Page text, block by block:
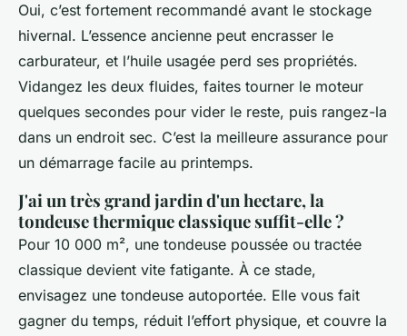
Oui, c’est fortement recommandé avant le stockage
hivernal. L’essence ancienne peut encrasser le
carburateur, et l’huile usagée perd ses propriétés.
Vidangez les deux fluides, faites tourner le moteur
quelques secondes pour vider le reste, puis rangez-la
dans un endroit sec. C’est la meilleure assurance pour
un démarrage facile au printemps.
J'ai un très grand jardin d'un hectare, la
tondeuse thermique classique suffit-elle ?
Pour 10 000 m², une tondeuse poussée ou tractée
classique devient vite fatigante. À ce stade,
envisagez une tondeuse autoportée. Elle vous fait
gagner du temps, réduit l’effort physique, et couvre la